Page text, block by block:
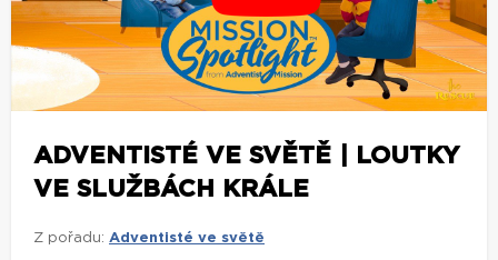
ADVENTISTÉ VE SVĚTĚ | LOUTKY
VE SLUŽBÁCH KRÁLE
Z pořadu: Adventisté ve světě